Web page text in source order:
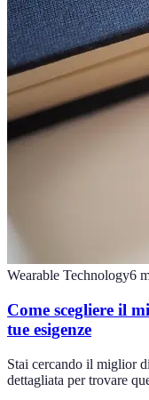
Wearable Technology6
Come scegliere il
tue esigenze
Stai cercando il miglior
dettagliata per trovare